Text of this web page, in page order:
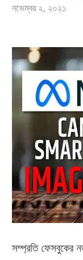
নভেম্বর ২, ২০২১
সম্প্রতি ফেসবুকের